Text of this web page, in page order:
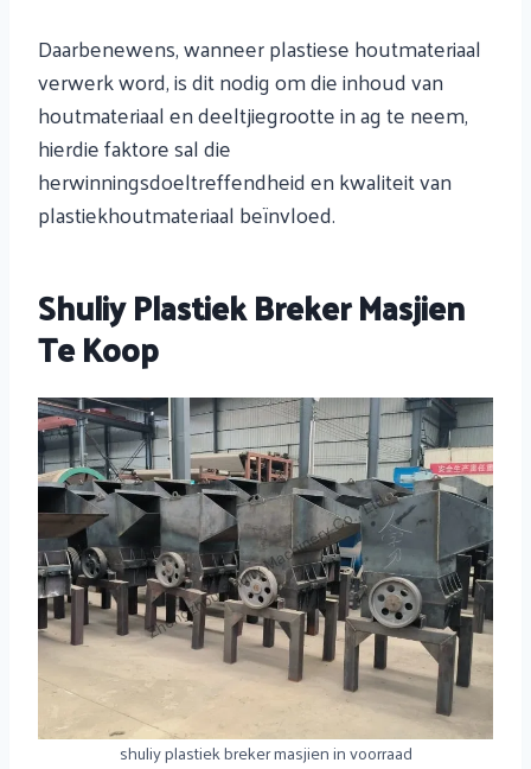
Daarbenewens, wanneer plastiese houtmateriaal
verwerk word, is dit nodig om die inhoud van
houtmateriaal en deeltjiegrootte in ag te neem,
hierdie faktore sal die
herwinningsdoeltreffendheid en kwaliteit van
plastiekhoutmateriaal beïnvloed.
Shuliy Plastiek Breker Masjien
Te Koop
shuliy plastiek breker masjien in voorraad